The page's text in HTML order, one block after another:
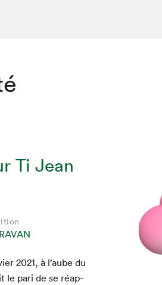
Ti Jean
2021, à l’aube du
le pari de se réap­